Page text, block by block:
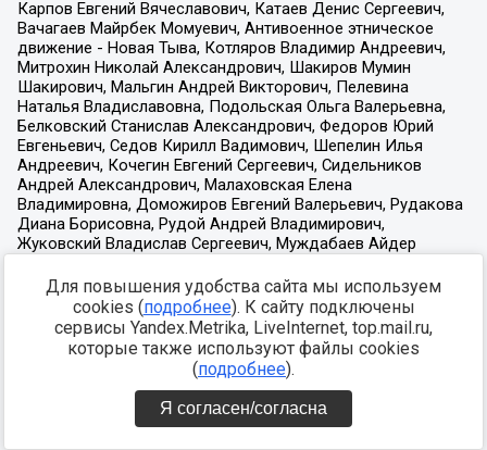
Для повышения удобства сайта мы используем
cookies (подробнее). К сайту подключены
сервисы Yandex.Metrika, LiveInternet, top.mail.ru,
которые также используют файлы cookies
(подробнее).
Я согласен/согласна